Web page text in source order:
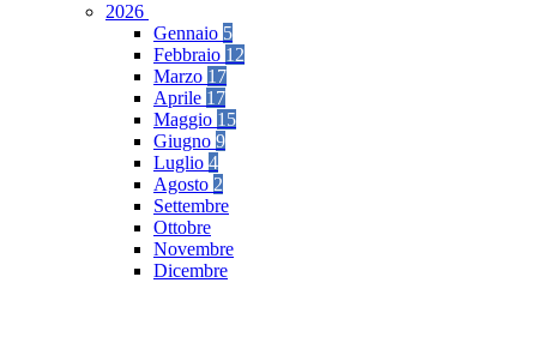
2026
Gennaio 5
Febbraio 12
Marzo 17
Aprile 17
Maggio 15
Giugno 9
Luglio 4
Agosto 2
Settembre
Ottobre
Novembre
Dicembre